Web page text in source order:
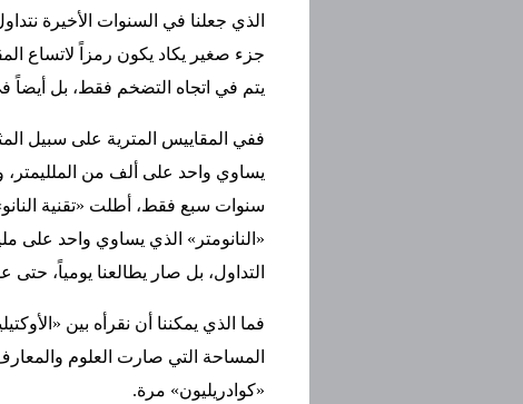
الذي جعلنا في السنوات الأخيرة
جزء صغير يكاد يكون رمزاً لاتساع
يتم في اتجاه التضخم فقط، بل أيضاً
ففي المقاييس المترية على سبيل
يساوي واحد على ألف من الملليمتر،
سنوات سبع فقط، أطلت «تقنية
«النانومتر» الذي يساوي واحد على
التداول، بل صار يطالعنا يومياً، حتى
فما الذي يمكننا أن نقرأه بين
المساحة التي صارت العلوم
«كوادريليون» مرة.